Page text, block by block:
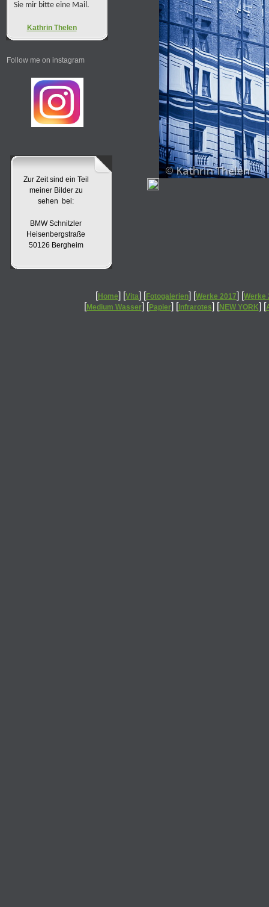
Sie mir bitte eine Mail.
Kathrin Thelen
Follow me on instagram
Zur Zeit sind ein Teil
meiner Bilder zu
sehen bei:
BMW Schnitzler
Heisenbergstraße
50126 Bergheim
[Home] [Vita] [Fotogalerien] [Werke 2017] [Werke
[Medium Wasser] [Papier] [ Infrarotes] [NEW YORK] [